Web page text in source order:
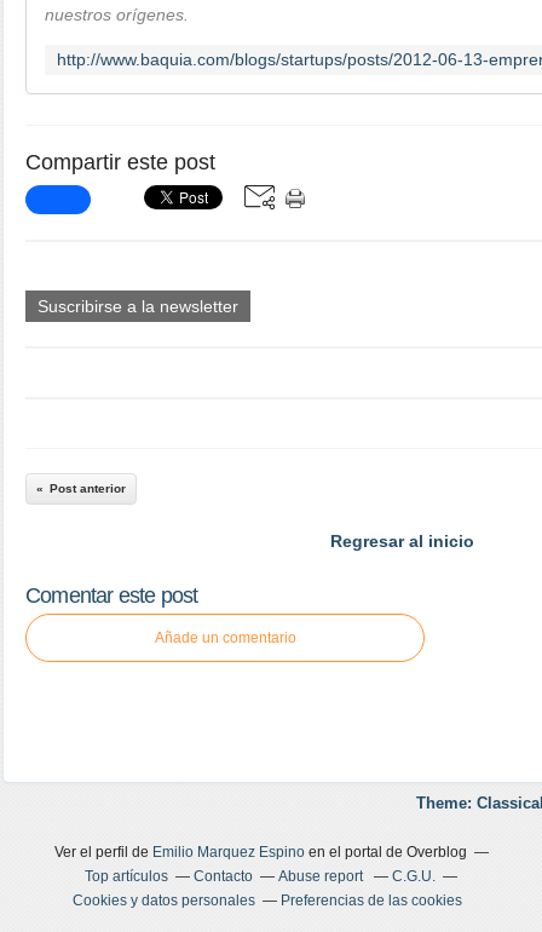
nuestros orígenes.
Compartir este post
Suscribirse a la newsletter
Post anterior
Regresar al inicio
Comentar este post
Añade un comentario
Theme:
Ver el perfil de Emilio Marquez Espinoen el portal de Overblog
Top artículos
Contacto Abuse report
C.G.U.
Cookies y datos personales
Preferencias de las cookies